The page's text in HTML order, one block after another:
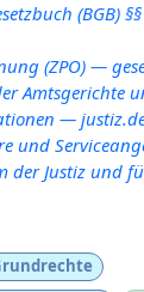
(BGB)
(ZPO) —
Amtsgerichte
—
und
der Justiz und